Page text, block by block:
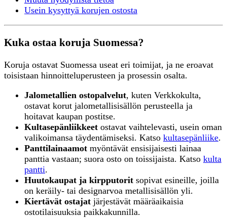
Usein kysyttyä korujen ostosta
Kuka ostaa koruja Suomessa?
Koruja ostavat Suomessa useat eri toimijat, ja ne eroavat
toisistaan hinnoitteluperusteen ja prosessin osalta.
Jalometallien ostopalvelut, kuten Verkkokulta,
ostavat korut jalometallisisällön perusteella ja
hoitavat kaupan postitse.
Kultasepänliikkeet ostavat vaihtelevasti, usein oman
valikoimansa täydentämiseksi. Katso kultasepänliike.
Panttilainaamot myöntävät ensisijaisesti lainaa
panttia vastaan; suora osto on toissijaista. Katso kulta
pantti.
Huutokaupat ja kirpputorit sopivat esineille, joilla
on keräily- tai designarvoa metallisisällön yli.
Kiertävät ostajat järjestävät määräaikaisia
ostotilaisuuksia paikkakunnilla.